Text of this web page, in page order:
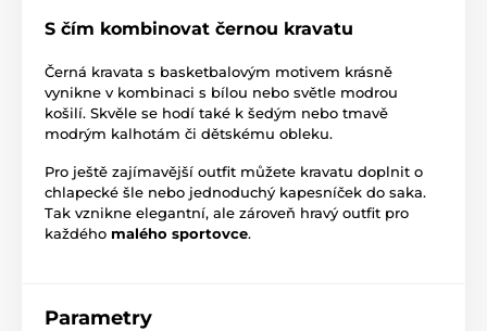
S čím kombinovat černou kravatu
Černá kravata s basketbalovým motivem krásně
vynikne v kombinaci s bílou nebo světle modrou
košilí. Skvěle se hodí také k šedým nebo tmavě
modrým kalhotám či dětskému obleku.
Pro ještě zajímavější outfit můžete kravatu doplnit o
chlapecké šle nebo jednoduchý kapesníček do saka.
Tak vznikne elegantní, ale zároveň hravý outfit pro
každého malého sportovce.
Parametry